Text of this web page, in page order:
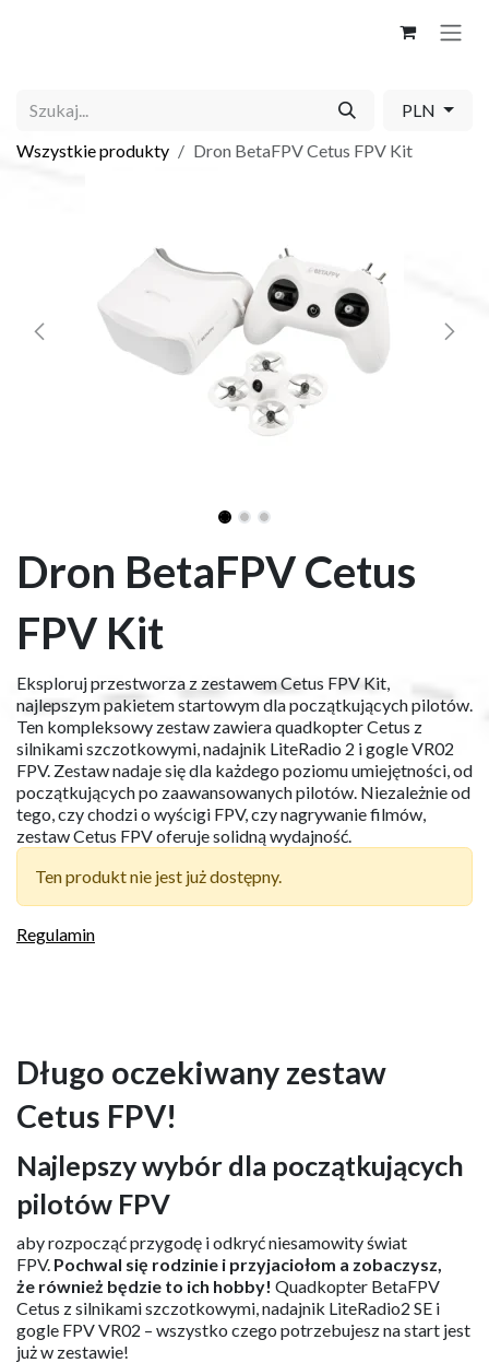
PLN
Wszystkie produkty
Dron BetaFPV Cetus FPV Kit
Dron BetaFPV Cetus
FPV Kit
Eksploruj przestworza z zestawem Cetus FPV Kit,
najlepszym pakietem startowym dla początkujących pilotów.
Ten kompleksowy zestaw zawiera quadkopter Cetus z
silnikami szczotkowymi, nadajnik LiteRadio 2 i gogle VR02
FPV. Zestaw nadaje się dla każdego poziomu umiejętności, od
początkujących po zaawansowanych pilotów. Niezależnie od
tego, czy chodzi o wyścigi FPV, czy nagrywanie filmów,
zestaw Cetus FPV oferuje solidną wydajność.
Ten produkt nie jest już dostępny.
Regulamin
Długo oczekiwany zestaw
Cetus FPV!
Najlepszy wybór dla początkujących
pilotów FPV
aby rozpocząć przygodę i odkryć niesamowity świat
FPV. Pochwal się rodzinie i przyjaciołom a zobaczysz,
że również będzie to ich hobby! Quadkopter BetaFPV
Cetus z silnikami szczotkowymi, nadajnik LiteRadio2 SE i
gogle FPV VR02 – wszystko czego potrzebujesz na start jest
już w zestawie!